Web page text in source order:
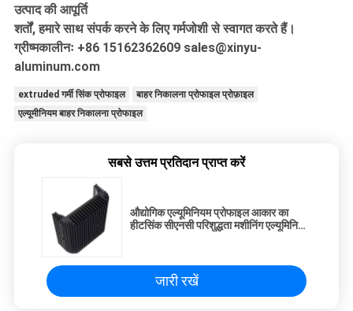
उत्पाद की आपूर्ति
शर्तों, हमारे साथ संपर्क करने के लिए गर्मजोशी से स्वागत करते हैं।
ग्रीष्मकालीनः +86 15162362609 sales@xinyu-
aluminum.com
extruded गर्मी सिंक प्रोफाइल
बाहर निकालना प्रोफाइल प्रोफ़ाइल
एल्यूमीनियम बाहर निकालना प्रोफाइल
सबसे उत्तम प्रतिदान प्राप्त करें
औद्योगिक एल्यूमिनियम प्रोफाइल आकार का
हीटसिंक सीएनसी परिशुद्धता मशीनिंग एल्यूमिनियम
जारी रखें